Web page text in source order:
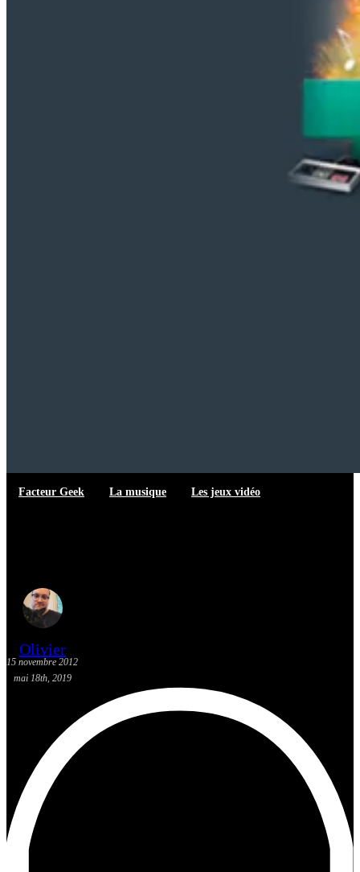
Facteur Geek La musique Les jeux vidéo
Olivier
15 novembre 2012
mai 18th, 2019